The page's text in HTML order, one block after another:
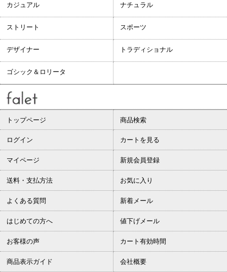
カジュアル ナチュラル
ストリート スポーツ
デザイナー トラディショナル
ゴシック＆ロリータ
トップページ 商品検索
ログイン カートを見る
マイページ 新規会員登録
送料・支払方法 お気に入り
よくある質問 新着メール
はじめての方へ 値下げメール
お客様の声 カート有効時間
商品表示ガイド 会社概要